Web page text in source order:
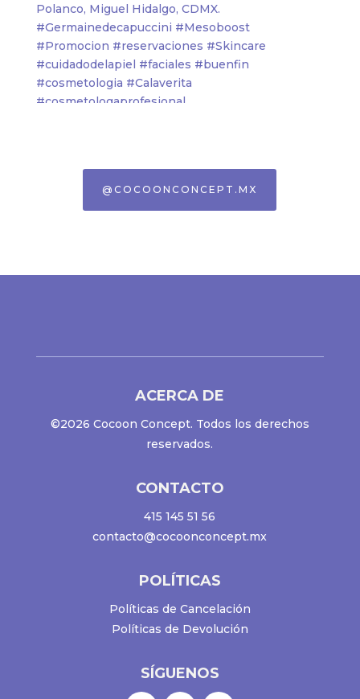
@COCOONCONCEPT.MX
ACERCA DE
©2026 Cocoon Concept. Todos los derechos
reservados.
CONTACTO
415 145 51 56
contacto@cocoonconcept.mx
POLÍTICAS
Políticas de Cancelación
Políticas de Devolución
SÍGUENOS